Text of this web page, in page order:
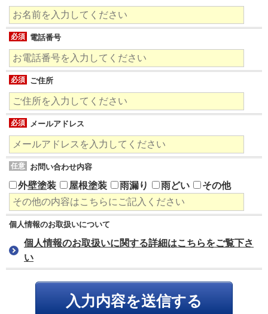
電話番号
必須
ご住所
必須
メールアドレス
必須
お問い合わせ内容
任意
外壁塗装 屋根塗装 雨漏り 雨どい その他
個人情報のお取扱いについて
個人情報のお取扱いに関する詳細はこちらをご覧下さ
い